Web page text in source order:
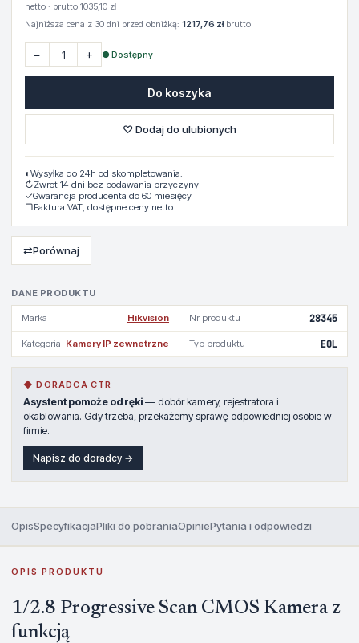
DANE PRODUKTU
Marka Hikvision Nr produktu 28345
Kategoria Kamery IP zewnetrzne Typ produktu EOL
◆ DORADCA CTR
Asystent pomoże od ręki — dobór kamery, rejestratora i
okablowania. Gdy trzeba, przekażemy sprawę odpowiedniej osobie w
firmie.
Napisz do doradcy →
netto · brutto 1035,10 zł
Najniższa cena z 30 dni przed obniżką: 1217,76 złbrutto
− + ● Dostępny
Do koszyka
♡ Dodaj do ulubionych
◐ Wysyłka do 24h od skompletowania.
↻Zwrot 14 dni bez podawania przyczyny
✓Gwarancja producenta do 60 miesięcy
▢Faktura VAT, dostępne ceny netto
⇄Porównaj
OpisSpecyfikacjaPliki do pobraniaOpiniePytania i odpowiedzi
OPIS PRODUKTU
1/2.8 Progressive Scan CMOS Kamera z
funkcją